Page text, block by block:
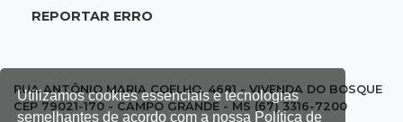
Utilizamos cookies essenciais e tecnologias
semelhantes de acordo com a nossa Política de
cotado a R$ 5,08
REPORTAR ERRO
RUA ANTÔNIO MARIA COELHO, 4681 - VIVENDA DO BOSQUE
CEP 79021-170 - CAMPO GRANDE - MS (67) 3316-7200